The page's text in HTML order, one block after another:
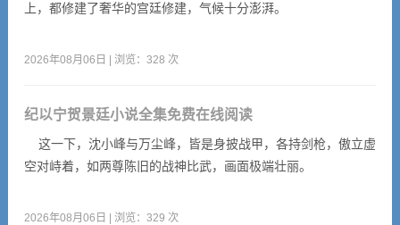
上，都修建了奢华的宫廷修建，气候十分澎湃。
2026年08月06日 | 浏览：328 次
纪以宁贺景廷小说全集免费在线阅读
这一下，沈小峰与万尘峰，皆是身披战甲，各持剑枪，傲立虚
空对峙着，如两尊陈旧的战神比武，画面极端壮丽。
2026年08月06日 | 浏览：329 次